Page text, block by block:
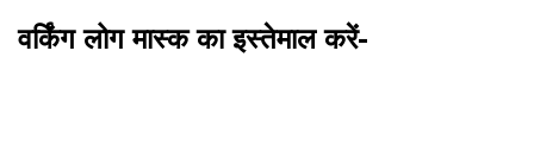
वर्किंग लोग मास्क का इस्तेमाल करें-